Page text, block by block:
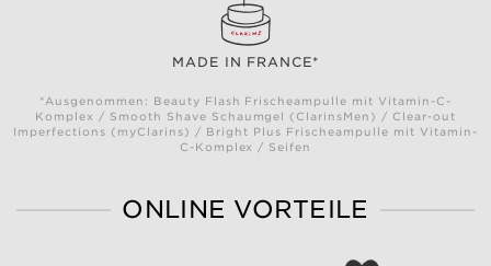
MADE IN FRANCE*
*Ausgenommen: Beauty Flash Frischeampulle mit Vitamin-C-
Komplex / Smooth Shave Schaumgel (ClarinsMen) / Clear-out
Imperfections (myClarins) / Bright Plus Frischeampulle mit Vitamin-
C-Komplex / Seifen
ONLINE VORTEILE